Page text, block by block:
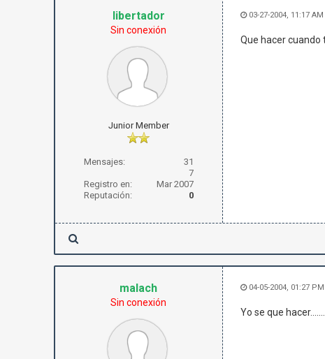
libertador
Sin conexión
Junior Member
Mensajes:
31
7
Registro en:
Mar 2007
Reputación:
0
03-27-2004, 11:17 AM
Que hacer cuando
malach
Sin conexión
04-05-2004, 01:27 PM
Yo se que